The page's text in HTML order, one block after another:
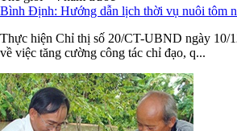
Bình Định: Hướng dẫn lịch thời vụ nuôi tôm
Thực hiện Chỉ thị số 20/CT-UBND ngày 10/
về việc tăng cường công tác chỉ đạo, q...